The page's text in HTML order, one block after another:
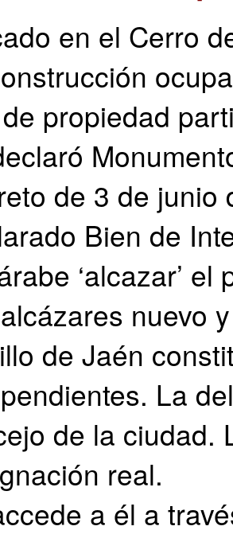
en el Cerro
propiedad
de 3 de
Bien de
‘alcazar’ el
nuevo
de Jaén
La
de la ciudad.
real.
a él a